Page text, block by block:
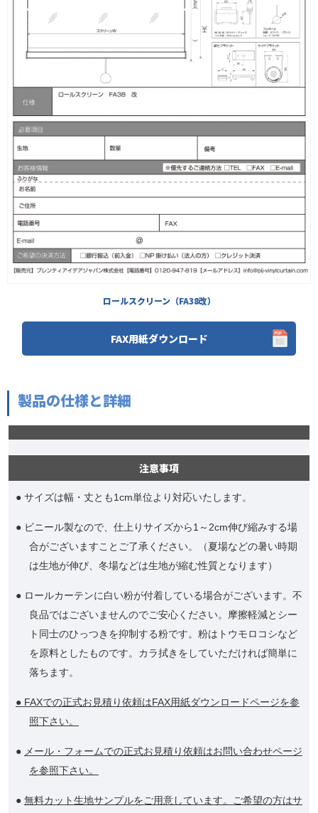
ロールスクリーン（FA38改）
FAX用紙ダウンロード
製品の仕様と詳細
注意事項
● サイズは幅・丈とも1cm単位より対応いたします。
● ビニール製なので、仕上りサイズから1～2cm伸び縮みする場
合がございますことご了承ください。（夏場などの暑い時期
は生地が伸び、冬場などは生地が縮む性質となります）
● ロールカーテンに白い粉が付着している場合がございます。不
良品ではございませんのでご安心ください。摩擦軽減とシー
ト同士のひっつきを抑制する粉です。粉はトウモロコシなど
を原料としたものです。カラ拭きをしていただければ簡単に
落ちます。
● FAXでの正式お見積り依頼はFAX用紙ダウンロードページを参
照下さい。
● メール・フォームでの正式お見積り依頼はお問い合わせページ
を参照下さい。
● 無料カット生地サンプルをご用意しています。ご希望の方はサ